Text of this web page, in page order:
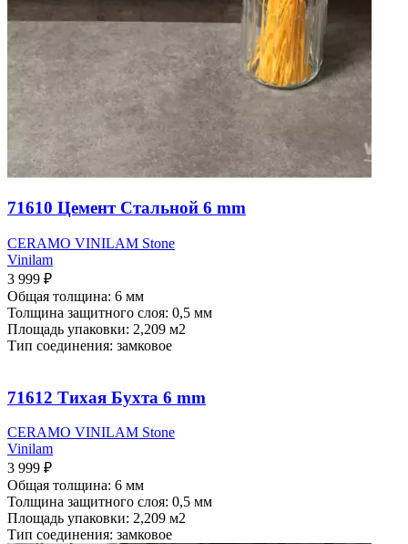
71610 Цемент Стальной 6 mm
CERAMO VINILAM Stone
Vinilam
3 999 ₽
Общая толщина: 6 мм
Толщина защитного слоя: 0,5 мм
Площадь упаковки: 2,209 м2
Тип соединения: замковое
71612 Тихая Бухта 6 mm
CERAMO VINILAM Stone
Vinilam
3 999 ₽
Общая толщина: 6 мм
Толщина защитного слоя: 0,5 мм
Площадь упаковки: 2,209 м2
Тип соединения: замковое